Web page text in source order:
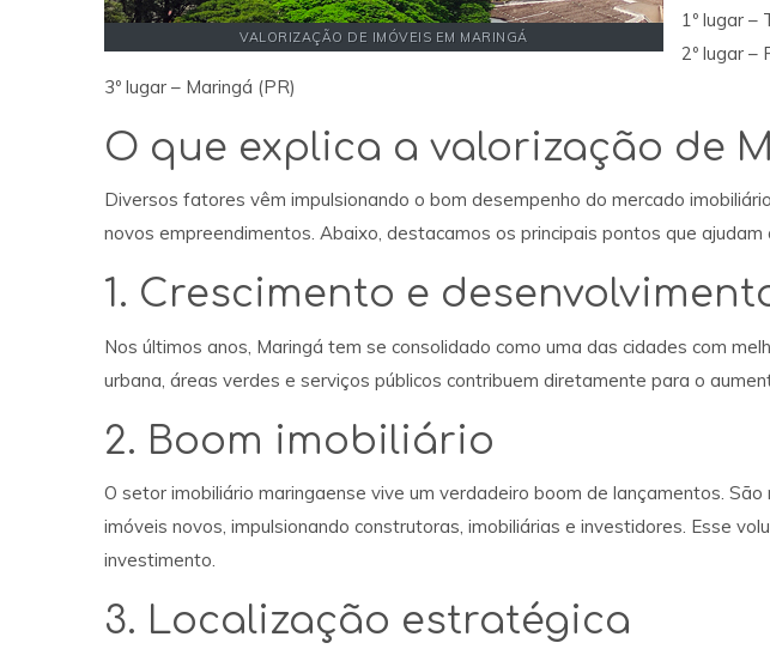
VALORIZAÇÃO DE IMÓVEIS EM MARINGÁ
1º lugar –
2º lugar –
3º lugar – Maringá (PR)
O que explica a valorização de
Diversos fatores vêm impulsionando o bom desempenho do mercado
novos empreendimentos. Abaixo, destacamos os principais pontos que ajudam
1. Crescimento e
Nos últimos anos, Maringá tem se consolidado como uma das cidades com
urbana, áreas verdes e serviços públicos contribuem diretamente para o
2. Boom imobiliário
O setor imobiliário maringaense vive um verdadeiro boom de lançamentos.
imóveis novos, impulsionando construtoras, imobiliárias e investidores. Esse
investimento.
3. Localização estratégica